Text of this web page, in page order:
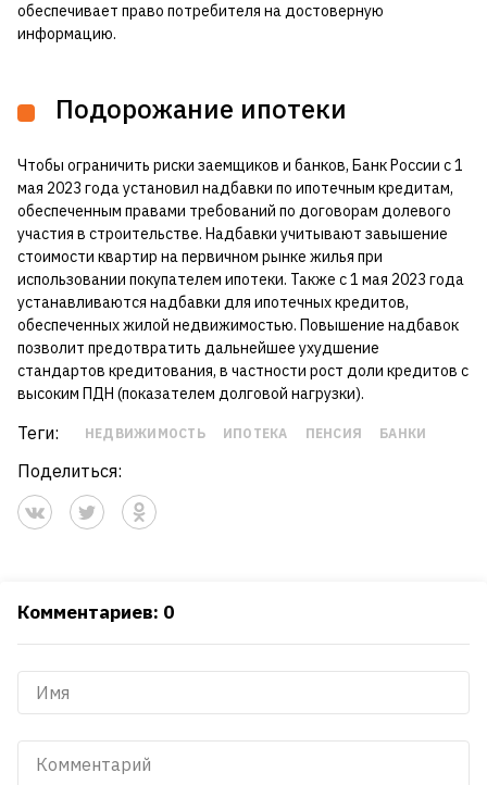
обеспечивает право потребителя на достоверную
информацию.
Подорожание ипотеки
Чтобы ограничить риски заемщиков и банков, Банк России с 1
мая 2023 года установил надбавки по ипотечным кредитам,
обеспеченным правами требований по договорам долевого
участия в строительстве. Надбавки учитывают завышение
стоимости квартир на первичном рынке жилья при
использовании покупателем ипотеки. Также с 1 мая 2023 года
устанавливаются надбавки для ипотечных кредитов,
обеспеченных жилой недвижимостью. Повышение надбавок
позволит предотвратить дальнейшее ухудшение
стандартов кредитования, в частности рост доли кредитов с
высоким ПДН (показателем долговой нагрузки).
Теги: НЕДВИЖИМОСТЬ ИПОТЕКА ПЕНСИЯ БАНКИ
Поделиться:
Комментариев: 0